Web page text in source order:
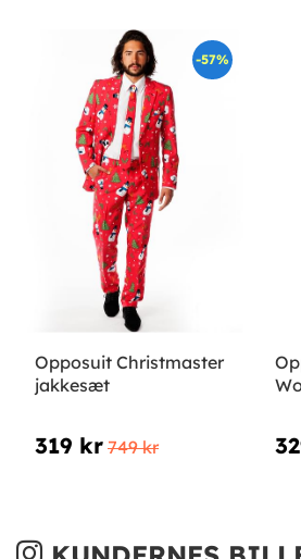
-57%
Opposuit Christmaster
jakkesæt
319 kr 749 kr